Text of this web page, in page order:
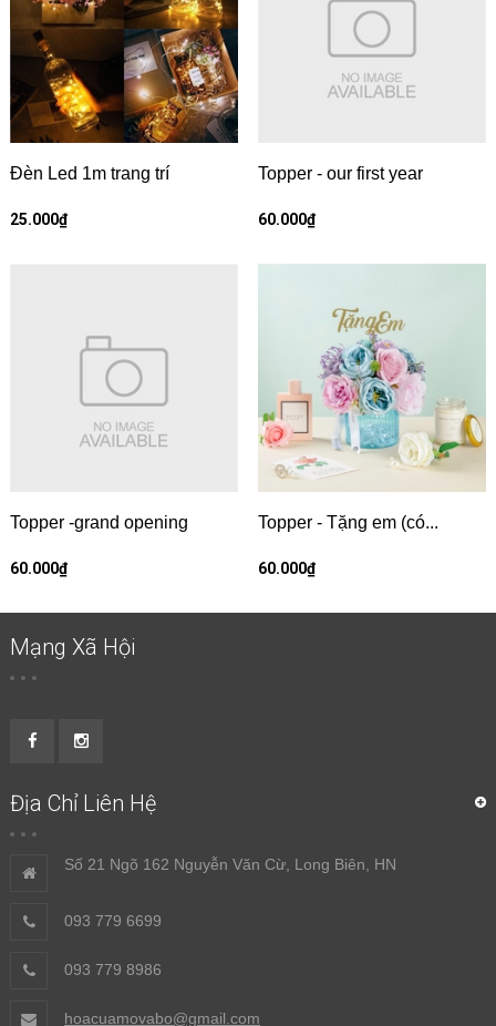
Đèn Led 1m trang trí
25.000₫
Topper - our first year
60.000₫
Topper -grand opening
60.000₫
Topper - Tặng em (có...
60.000₫
Mạng Xã Hội
Địa Chỉ Liên Hệ
Số 21 Ngõ 162 Nguyễn Văn Cừ, Long Biên, HN
093 779 6699
093 779 8986
hoacuamovabo@gmail.com